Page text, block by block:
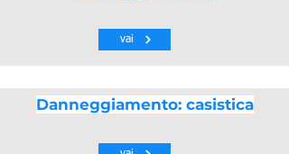
vai
Danneggiamento: casistica